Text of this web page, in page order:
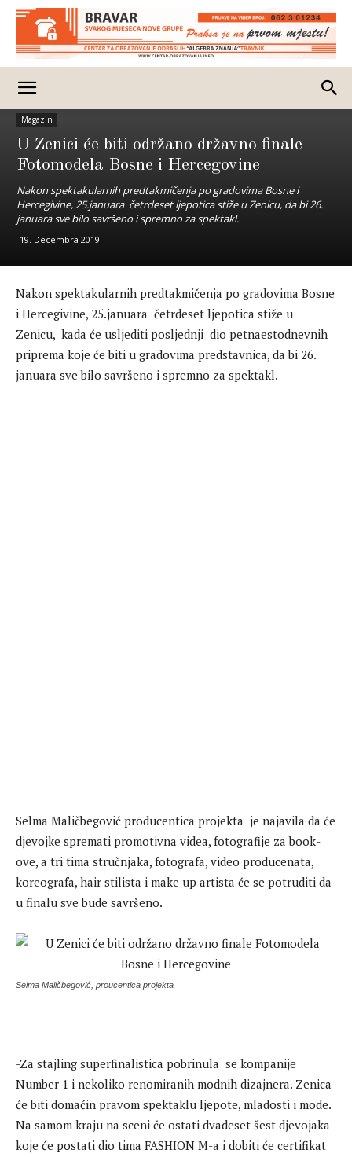
Magazin
U Zenici će biti održano državno finale
Fotomodela Bosne i Hercegovine
Nakon spektakularnih predtakmičenja po gradovima Bosne i
Hercegivine, 25.januara četrdeset ljepotica stiže u Zenicu, da bi 26.
januara sve bilo savršeno i spremno za spektakl.
19. Decembra 2019.
Nakon spektakularnih predtakmičenja po gradovima Bosne
i Hercegivine, 25.januara četrdeset ljepotica stiže u
Zenicu, kada će usljediti posljednji dio petnaestodnevnih
priprema koje će biti u gradovima predstavnica, da bi 26.
januara sve bilo savršeno i spremno za spektakl.
Selma Maličbegović producentica projekta je najavila da će
djevojke spremati promotivna videa, fotografije za book-
ove, a tri tima stručnjaka, fotografa, video producenata,
koreografa, hair stilista i make up artista će se potruditi da
u finalu sve bude savršeno.
Selma Maličbegović, proucentica projekta
-Za stajling superfinalistica pobrinula se kompanije
Number 1 i nekoliko renomiranih modnih dizajnera. Zenica
će biti domaćin pravom spektaklu ljepote, mladosti i mode.
Na samom kraju na sceni će ostati dvadeset šest djevojaka
koje će postati dio tima FASHION M-a i dobiti će certifikat